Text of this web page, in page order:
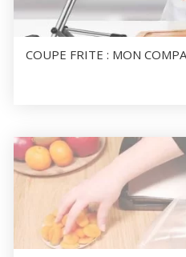
COUPE FRITE : MON